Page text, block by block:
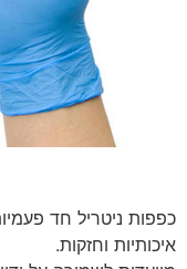
כפפות ניטריל חד
איכותיות וחזקות.